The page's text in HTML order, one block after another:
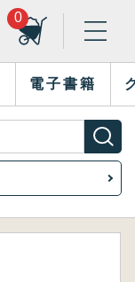
0
電子書籍